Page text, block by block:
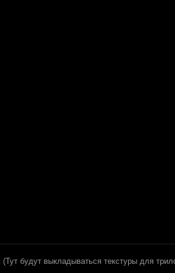
(Тут будут выкладываться текстуры для